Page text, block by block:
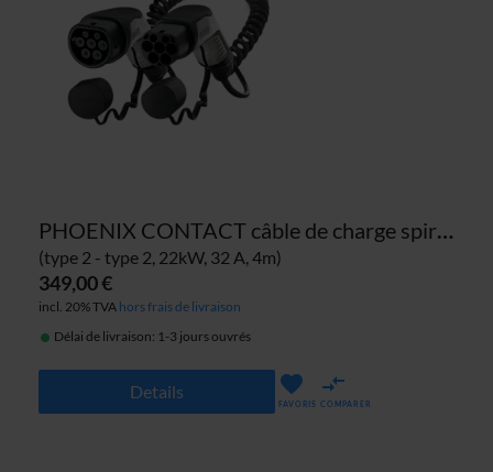
PHOENIX CONTACT câble de charge spirale
(type 2 - type 2, 22kW, 32 A, 4m)
349,00 €
incl. 20% TVA hors frais de livraison
Délai de livraison: 1-3 jours ouvrés
Details
FAVORIS COMPARER